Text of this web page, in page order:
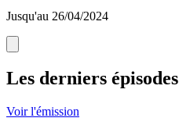
Jusqu'au 26/04/2024
Les derniers épisodes
Voir l'émission